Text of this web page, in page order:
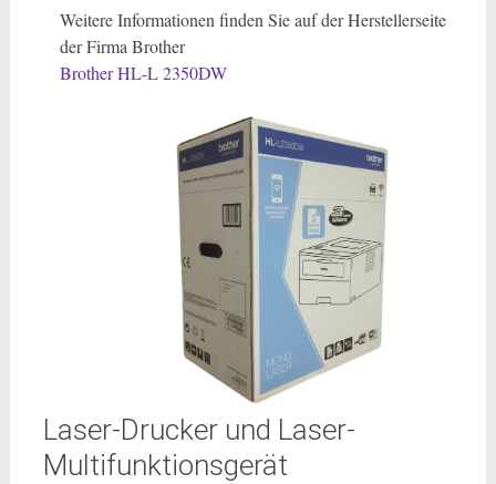
Weitere Informationen finden Sie auf der Herstellerseite
der Firma Brother
Brother HL-L 2350DW
Laser-Drucker und Laser-
Multifunktionsgerät